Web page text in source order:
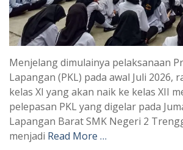
Menjelang dimulainya pelaksanaan
Lapangan (PKL) pada awal Juli 2026,
kelas XI yang akan naik ke kelas XII
pelepasan PKL yang digelar pada
Lapangan Barat SMK Negeri 2
menjadi Read More …